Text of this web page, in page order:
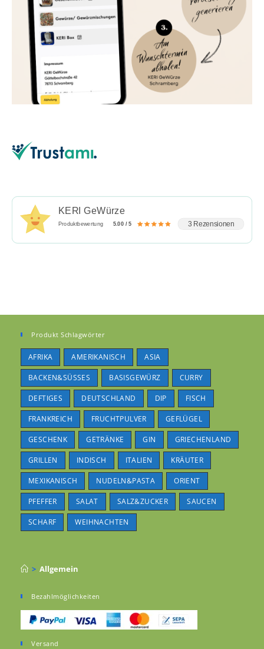
KERI GeWürze
Produktbewertung 5.00 / 5 3 Rezensionen
Produkt Schlagwörter
AFRIKA AMERIKANISCH ASIA
BACKEN&SÜSSES BASISGEWÜRZ CURRY
DEFTIGES DEUTSCHLAND DIP FISCH
FRANKREICH FRUCHTPULVER GEFLÜGEL
GESCHENK GETRÄNKE GIN GRIECHENLAND
GRILLEN INDISCH ITALIEN KRÄUTER
MEXIKANISCH NUDELN&PASTA ORIENT
PFEFFER SALAT SALZ&ZUCKER SAUCEN
SCHARF WEIHNACHTEN
> Allgemein
Bezahlmöglichkeiten
Versand